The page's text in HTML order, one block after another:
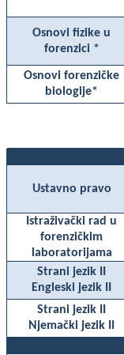
Osnovi fizike u
forenzici *
Osnovi forenzičke
biologije*
Ustavno pravo
Istraživački rad u
forenzičkim
laboratorijama
Strani jezik II
Engleski jezik II
Strani jezik II
Njemački jezik II